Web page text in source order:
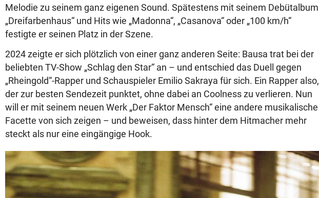
Melodie zu seinem ganz eigenen Sound. Spätestens mit seinem Debütalbum
„Dreifarbenhaus“ und Hits wie „Madonna“, „Casanova“ oder „100 km/h“
festigte er seinen Platz in der Szene.
2024 zeigte er sich plötzlich von einer ganz anderen Seite: Bausa trat bei der
beliebten TV-Show „Schlag den Star“ an – und entschied das Duell gegen
„Rheingold“-Rapper und Schauspieler Emilio Sakraya für sich. Ein Rapper also,
der zur besten Sendezeit punktet, ohne dabei an Coolness zu verlieren. Nun
will er mit seinem neuen Werk „Der Faktor Mensch“ eine andere musikalische
Facette von sich zeigen – und beweisen, dass hinter dem Hitmacher mehr
steckt als nur eine eingängige Hook.